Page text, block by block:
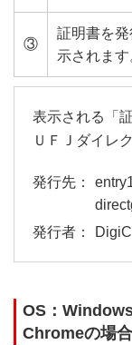
③
証明書を
示されます
表示される「
ＵＦＪダイレ
OS：
Chromeの場合